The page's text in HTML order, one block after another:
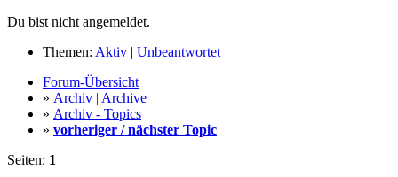
Du bist nicht angemeldet.
Themen: Aktiv | Unbeantwortet
Forum-Übersicht
» Archiv | Archive
» Archiv - Topics
» vorheriger / nächster Topic
Seiten: 1